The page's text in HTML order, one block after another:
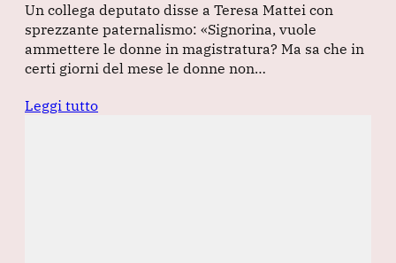
Un collega deputato disse a Teresa Mattei con
sprezzante paternalismo: «Signorina, vuole
ammettere le donne in magistratura? Ma sa che in
certi giorni del mese le donne non…
Leggi tutto